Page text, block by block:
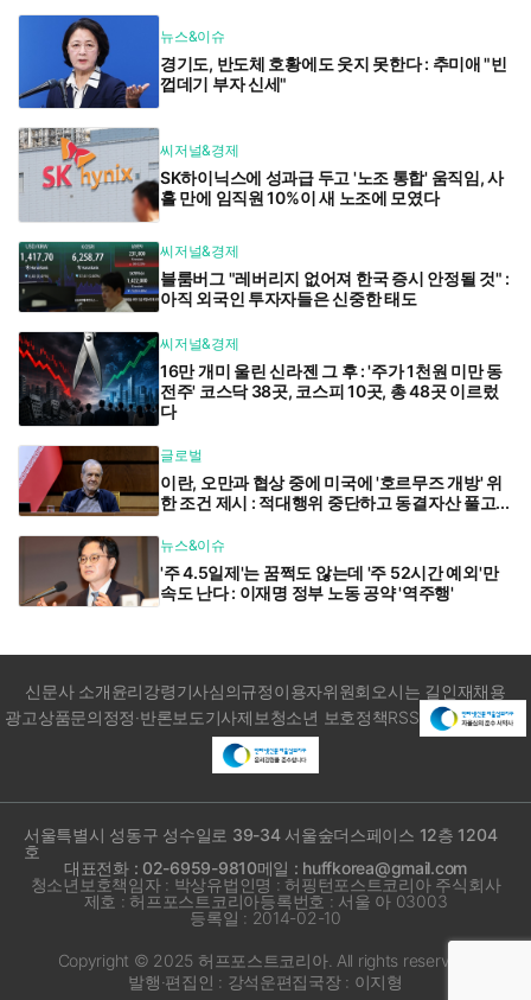
뉴스&이슈
경기도, 반도체 호황에도 웃지 못한다 : 추미애 "빈
껍데기 부자 신세"
씨저널&경제
SK하이닉스에 성과급 두고 '노조 통합' 움직임, 사
흘 만에 임직원 10%이 새 노조에 모였다
씨저널&경제
블룸버그 "레버리지 없어져 한국 증시 안정될 것" :
아직 외국인 투자자들은 신중한 태도
씨저널&경제
16만 개미 울린 신라젠 그 후 : '주가 1천원 미만 동
전주' 코스닥 38곳, 코스피 10곳, 총 48곳 이르렀
다
글로벌
이란, 오만과 협상 중에 미국에 '호르무즈 개방' 위
한 조건 제시 : 적대행위 중단하고 동결자산 풀고...
뉴스&이슈
'주 4.5일제'는 꿈쩍도 않는데 '주 52시간 예외'만
속도 난다 : 이재명 정부 노동 공약 '역주행'
신문사 소개윤리강령기사심의규정이용자위원회 오시는 길인재채용
광고상품문의정정·반론보도기사제보청소년 보호정책RSS
서울특별시 성동구 성수일로 39-34 서울숲더스페이스 12층 1204
호
대표전화 : 02-6959-9810메일 : huffkorea@gmail.com
청소년보호책임자 : 박상유법인명 : 허핑턴포스트코리아 주식회사
제호 : 허프포스트코리아등록번호 : 서울 아 03003
등록일 : 2014-02-10
Copyright © 2025 허프포스트코리아. All rights reserved.
발행·편집인 : 강석운편집국장 : 이지형